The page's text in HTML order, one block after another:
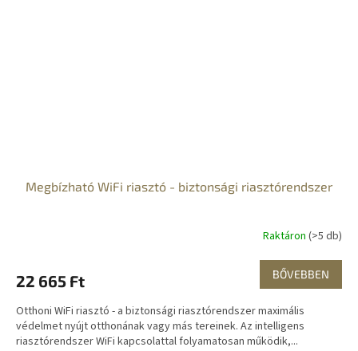
Megbízható WiFi riasztó - biztonsági riasztórendszer
Raktáron (>5 db)
22 665 Ft BŐVEBBEN
Otthoni WiFi riasztó - a biztonsági riasztórendszer maximális
védelmet nyújt otthonának vagy más tereinek. Az intelligens
riasztórendszer WiFi kapcsolattal folyamatosan működik,...